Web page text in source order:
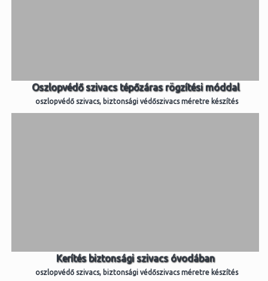
Oszlopvédő szivacs tépőzáras rögzítési móddal
oszlopvédő szivacs, biztonsági védőszivacs méretre készítés
Kerítés biztonsági szivacs óvodában
oszlopvédő szivacs, biztonsági védőszivacs méretre készítés